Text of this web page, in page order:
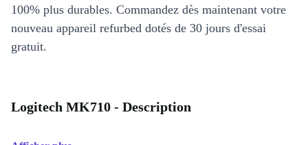
100% plus durables. Commandez dès maintenant votre
nouveau appareil refurbed dotés de 30 jours d'essai
gratuit.
Logitech MK710 - Description